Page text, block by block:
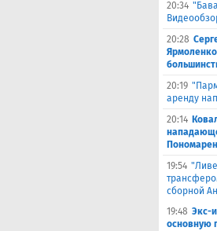
20:34
20:28
Ярмоленко
20:19
аренду
20:14
19:54
сборной
19:48 Экс-
основную